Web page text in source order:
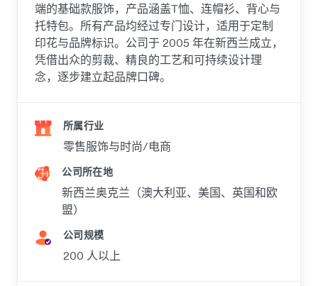
端的基础款服饰，产品涵盖T恤、连帽衫、背心与
托特包。所有产品均经过专门设计，适用于定制
印花与品牌标识。公司于 2005 年在新西兰成立，
凭借出众的剪裁、精良的工艺和可持续设计理
念，逐步建立起品牌口碑。
所属行业
零售服饰与时尚/电商
公司所在地
新西兰奥克兰（澳大利亚、美国、英国和欧
盟）
公司规模
200 人以上